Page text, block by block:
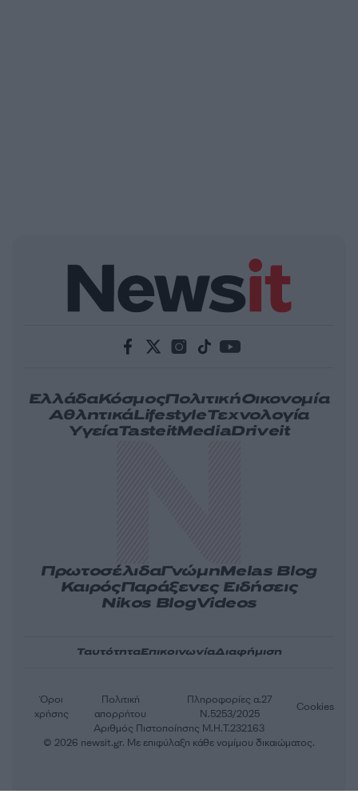
ΕλλάδαΚόσμοςΠολιτικήΟικονομία
ΑθλητικάLifestyleΤεχνολογία
ΥγείαTasteitMediaDriveit
ΠρωτοσέλιδαΓνώμηMelas Blog
ΚαιρόςΠαράξενες Ειδήσεις
Nikos BlogVideos
ΤαυτότηταΕπικοινωνίαΔιαφήμιση
Αριθμός Πιστοποίησης Μ.Η.Τ.232163
Όροι
χρήσης
Πολιτική
απορρήτου
Πληροφορίες α.27
Ν.5253/2025
Cookies
© 2026 newsit.gr. Με επιφύλαξη κάθε νομίμου δικαιώματος.